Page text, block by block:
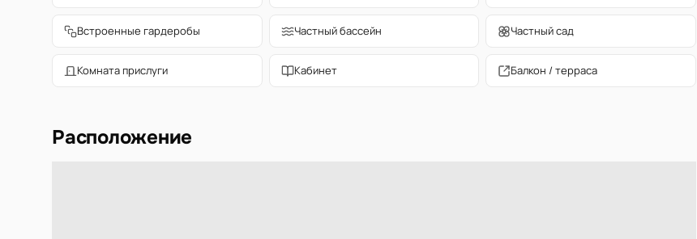
Встроенные гардеробы Частный бассейн Частный сад
Комната прислуги Кабинет Балкон / терраса
Расположение